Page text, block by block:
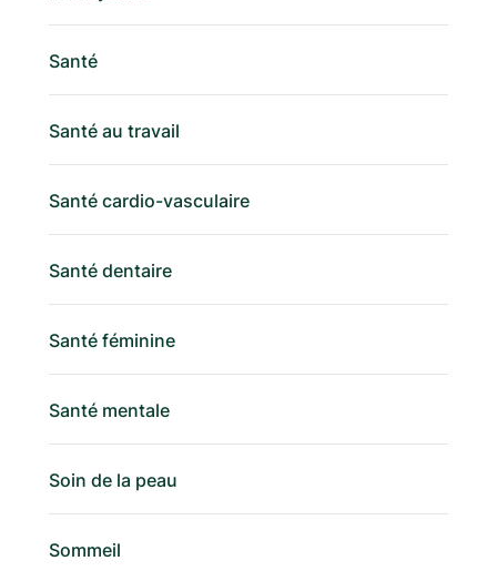
Santé
Santé au travail
Santé cardio-vasculaire
Santé dentaire
Santé féminine
Santé mentale
Soin de la peau
Sommeil